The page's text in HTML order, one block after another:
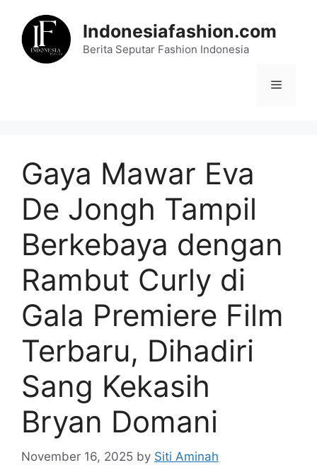
content
Indonesiafashion.com
Berita Seputar Fashion Indonesia
Menu
Gaya Mawar Eva
De Jongh Tampil
Berkebaya dengan
Rambut Curly di
Gala Premiere Film
Terbaru, Dihadiri
Sang Kekasih
Bryan Domani
November 16, 2025 by Siti Aminah